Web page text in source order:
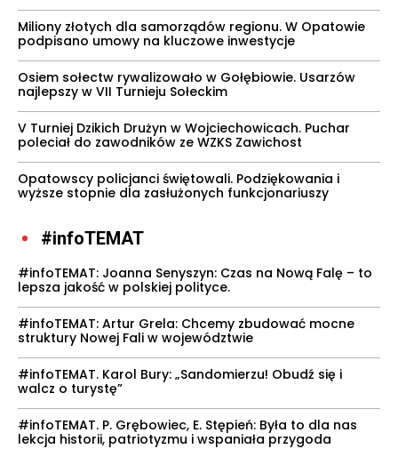
Miliony złotych dla samorządów regionu. W Opatowie
podpisano umowy na kluczowe inwestycje
Osiem sołectw rywalizowało w Gołębiowie. Usarzów
najlepszy w VII Turnieju Sołeckim
V Turniej Dzikich Drużyn w Wojciechowicach. Puchar
poleciał do zawodników ze WZKS Zawichost
Opatowscy policjanci świętowali. Podziękowania i
wyższe stopnie dla zasłużonych funkcjonariuszy
#infoTEMAT
#infoTEMAT: Joanna Senyszyn: Czas na Nową Falę – to
lepsza jakość w polskiej polityce.
#infoTEMAT: Artur Grela: Chcemy zbudować mocne
struktury Nowej Fali w województwie
#infoTEMAT. Karol Bury: „Sandomierzu! Obudź się i
walcz o turystę”
#infoTEMAT. P. Grębowiec, E. Stępień: Była to dla nas
lekcja historii, patriotyzmu i wspaniała przygoda